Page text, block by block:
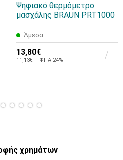
Ψηφιακό θερμόμετρο
μασχάλης BRAUN PRT1000
Άμεσα
13,80€
11,13€ + ΦΠΑ 24%
χρημάτων